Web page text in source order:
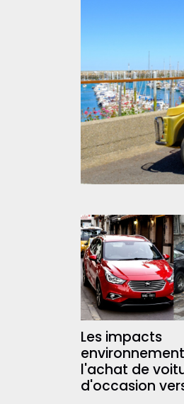
Les impacts
l'achat de
d'occasion